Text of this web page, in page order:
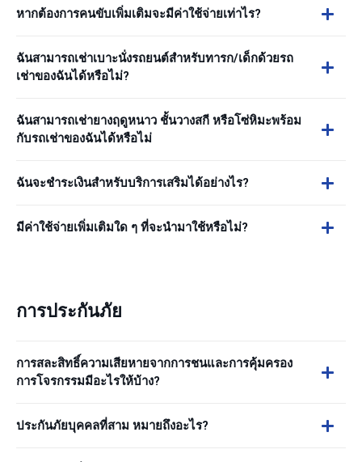
หากต้องการคนขับเพิ่มเติมจะมีค่าใช้จ่ายเท่าไร?
ฉันสามารถเช่าเบาะนั่งรถยนต์สำหรับทารก/เด็กด้วยรถ
เช่าของฉันได้หรือไม่?
ฉันสามารถเช่ายางฤดูหนาว ชั้นวางสกี หรือโซ่หิมะพร้อม
กับรถเช่าของฉันได้หรือไม่
ฉันจะชำระเงินสำหรับบริการเสริมได้อย่างไร?
มีค่าใช้จ่ายเพิ่มเติมใด ๆ ที่จะนำมาใช้หรือไม่?
การประกันภัย
การสละสิทธิ์ความเสียหายจากการชนและการคุ้มครอง
การโจรกรรมมีอะไรให้บ้าง?
ประกันภัยบุคคลที่สาม หมายถึงอะไร?